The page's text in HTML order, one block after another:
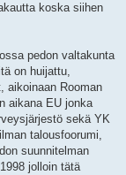
koska siihen
pedon valtakunta
on huijattu,
aikoinaan Rooman
aikana EU jonka
sekä YK
talousfoorumi,
suunnitelman
jolloin tätä